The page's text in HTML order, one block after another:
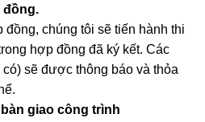
đồng.
chúng tôi sẽ tiến hành thi
hợp đồng đã ký kết. Các
sẽ được thông báo và thỏa
giao công trình